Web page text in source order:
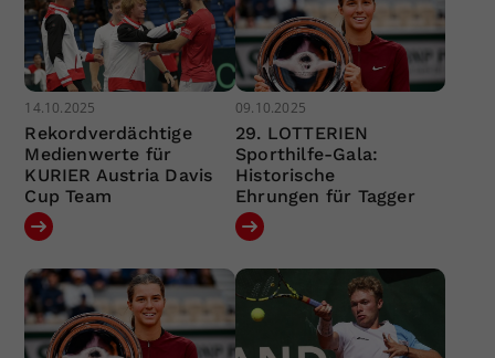
14.10.2025
Rekordverdächtige
Medienwerte für
KURIER Austria Davis
Cup Team
09.10.2025
29. LOTTERIEN
Sporthilfe-Gala:
Historische
Ehrungen für Tagger